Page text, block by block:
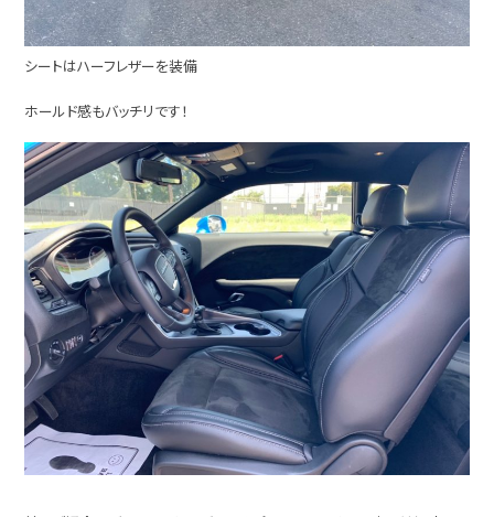
シートはハーフレザーを装備
ホールド感もバッチリです！